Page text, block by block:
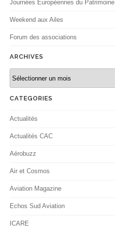
Journées Européennes du Patrimoine
Weekend aux Ailes
Forum des associations
ARCHIVES
CATEGORIES
Actualités
Actualités CAC
Aérobuzz
Air et Cosmos
Aviation Magazine
Echos Sud Aviation
ICARE